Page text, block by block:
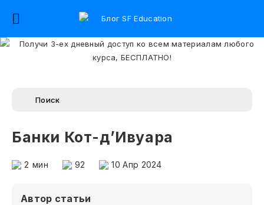
Банки Кот-д’Ивуара
2 мин 92 10 Апр 2024
Автор статьи